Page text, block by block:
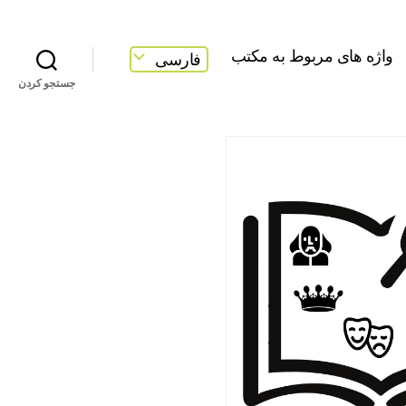
واژه های مربوط به مکتب فارسی
جستجو کردن